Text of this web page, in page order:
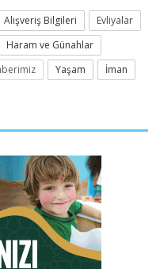
Alışveriş Bilgileri
Evliyalar
Haram ve Günahlar
Yaşam İman